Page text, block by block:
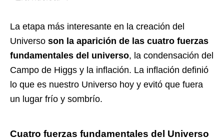
La etapa más interesante en la creación del
Universo son la aparición de las cuatro fuerzas
fundamentales del universo, la condensación del
Campo de Higgs y la inflación. La inflación definió
lo que es nuestro Universo hoy y evitó que fuera
un lugar frío y sombrío.
Cuatro fuerzas fundamentales del Universo